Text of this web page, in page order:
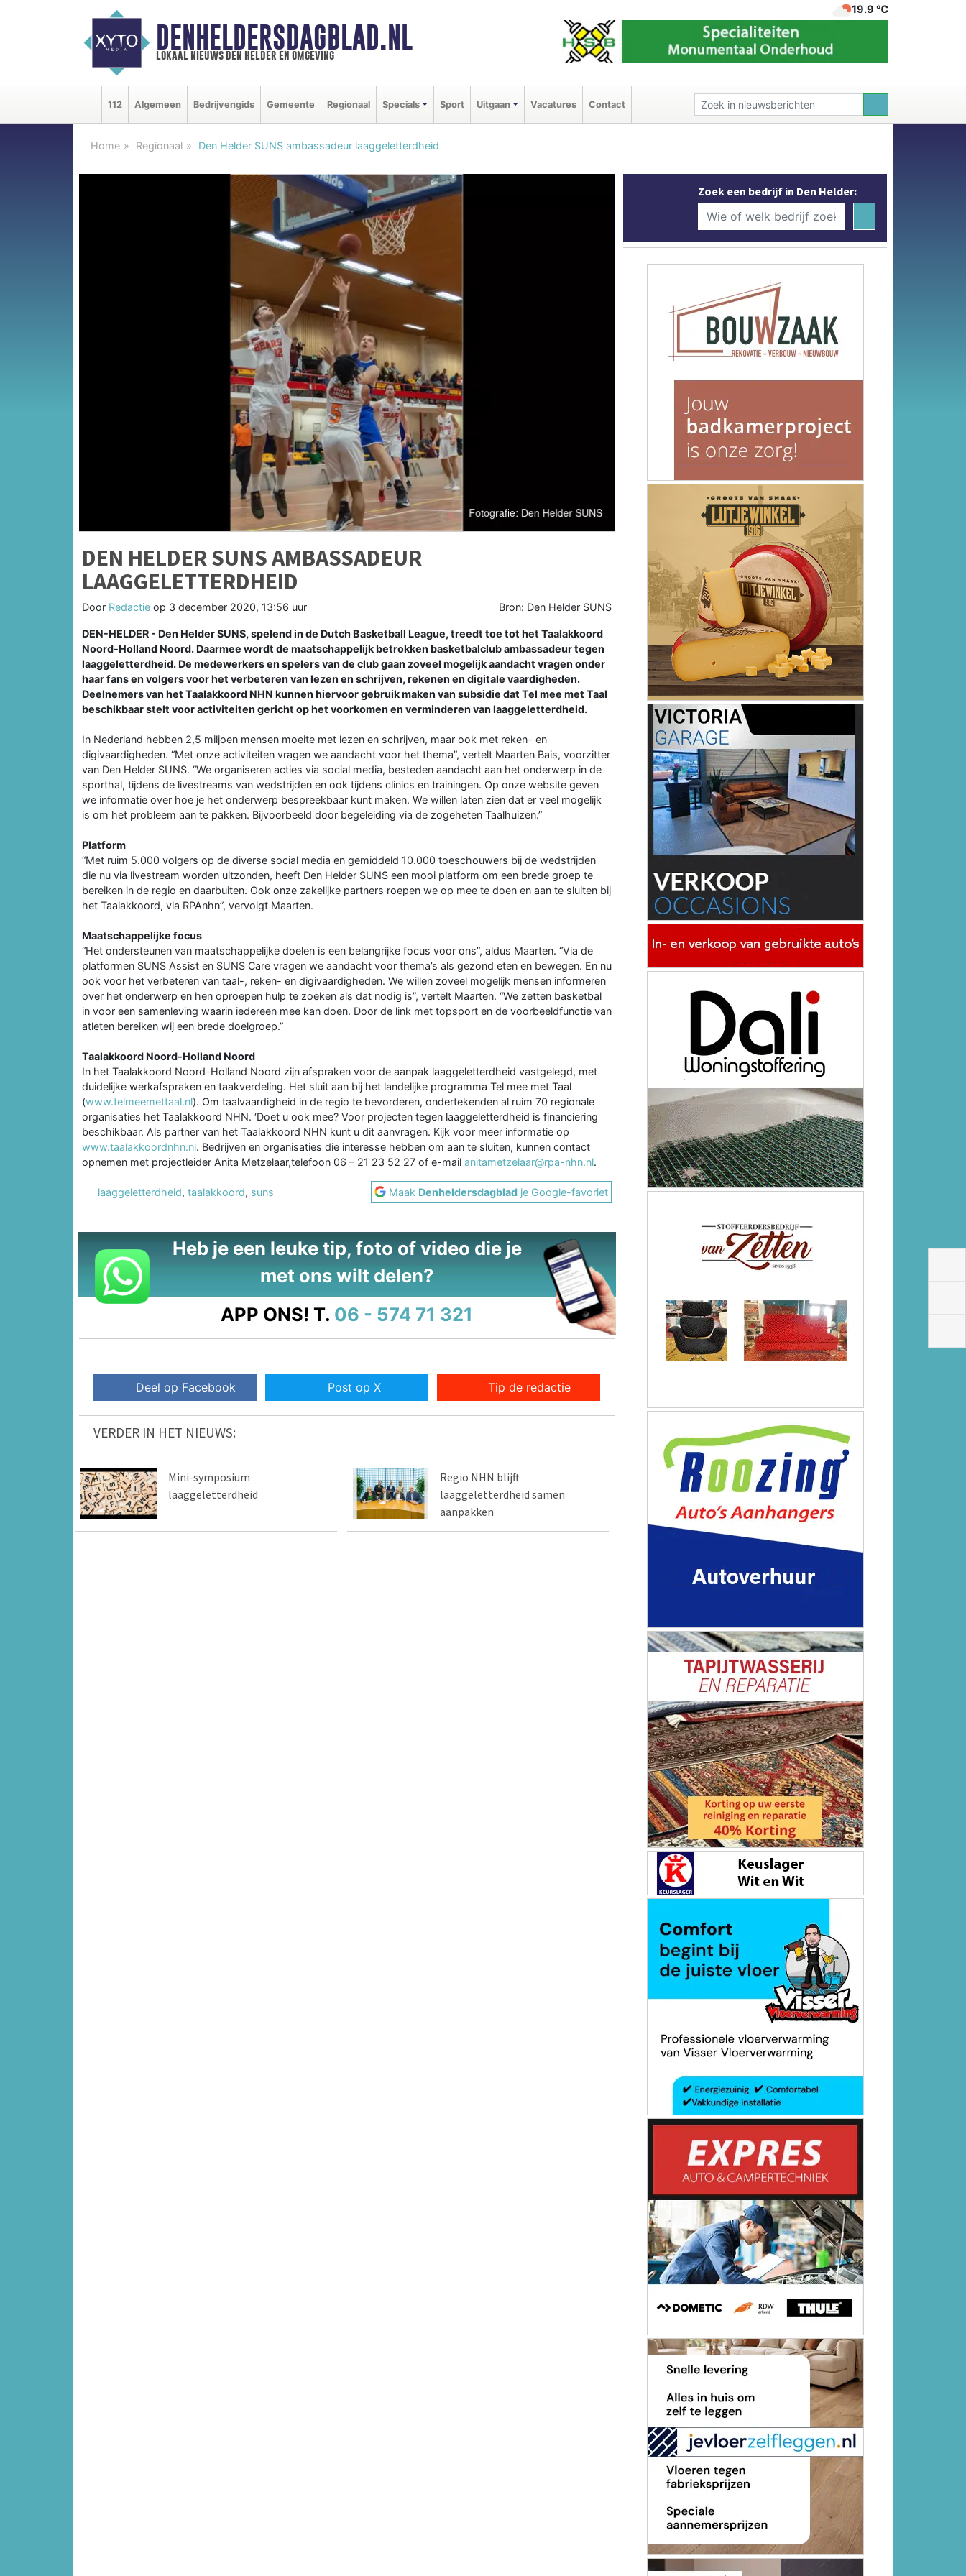
DENHELDERSDAGBLAD.NL
lokaal nieuws den helder en omgeving
19.9 ℃
112 Algemeen Bedrijvengids Gemeente Regionaal Specials Sport Uitgaan Vacatures Contact
Home Regionaal Den Helder SUNS ambassadeur laaggeletterdheid
DEN HELDER SUNS AMBASSADEUR
LAAGGELETTERDHEID
Door Redactie op 3 december 2020, 13:56 uur Bron: Den Helder SUNS
DEN-HELDER - Den Helder SUNS, spelend in de Dutch Basketball League, treedt toe tot het Taalakkoord
Noord-Holland Noord. Daarmee wordt de maatschappelijk betrokken basketbalclub ambassadeur tegen
laaggeletterdheid. De medewerkers en spelers van de club gaan zoveel mogelijk aandacht vragen onder
haar fans en volgers voor het verbeteren van lezen en schrijven, rekenen en digitale vaardigheden.
Deelnemers van het Taalakkoord NHN kunnen hiervoor gebruik maken van subsidie dat Tel mee met Taal
beschikbaar stelt voor activiteiten gericht op het voorkomen en verminderen van laaggeletterdheid.
In Nederland hebben 2,5 miljoen mensen moeite met lezen en schrijven, maar ook met reken- en
digivaardigheden. “Met onze activiteiten vragen we aandacht voor het thema”, vertelt Maarten Bais, voorzitter
van Den Helder SUNS. “We organiseren acties via social media, besteden aandacht aan het onderwerp in de
sporthal, tijdens de livestreams van wedstrijden en ook tijdens clinics en trainingen. Op onze website geven
we informatie over hoe je het onderwerp bespreekbaar kunt maken. We willen laten zien dat er veel mogelijk
is om het probleem aan te pakken. Bijvoorbeeld door begeleiding via de zogeheten Taalhuizen.”
Platform
“Met ruim 5.000 volgers op de diverse social media en gemiddeld 10.000 toeschouwers bij de wedstrijden
die nu via livestream worden uitzonden, heeft Den Helder SUNS een mooi platform om een brede groep te
bereiken in de regio en daarbuiten. Ook onze zakelijke partners roepen we op mee te doen en aan te sluiten bij
het Taalakkoord, via RPAnhn”, vervolgt Maarten.
Maatschappelijke focus
“Het ondersteunen van maatschappelijke doelen is een belangrijke focus voor ons”, aldus Maarten. “Via de
platformen SUNS Assist en SUNS Care vragen we aandacht voor thema’s als gezond eten en bewegen. En nu
ook voor het verbeteren van taal-, reken- en digivaardigheden. We willen zoveel mogelijk mensen informeren
over het onderwerp en hen oproepen hulp te zoeken als dat nodig is”, vertelt Maarten. “We zetten basketbal
in voor een samenleving waarin iedereen mee kan doen. Door de link met topsport en de voorbeeldfunctie van
atleten bereiken wij een brede doelgroep.”
Taalakkoord Noord-Holland Noord
In het Taalakkoord Noord-Holland Noord zijn afspraken voor de aanpak laaggeletterdheid vastgelegd, met
duidelijke werkafspraken en taakverdeling. Het sluit aan bij het landelijke programma Tel mee met Taal
(www.telmeemettaal.nl). Om taalvaardigheid in de regio te bevorderen, ondertekenden al ruim 70 regionale
organisaties het Taalakkoord NHN. ‘Doet u ook mee? Voor projecten tegen laaggeletterdheid is financiering
beschikbaar. Als partner van het Taalakkoord NHN kunt u dit aanvragen. Kijk voor meer informatie op
www.taalakkoordnhn.nl. Bedrijven en organisaties die interesse hebben om aan te sluiten, kunnen contact
opnemen met projectleider Anita Metzelaar,telefoon 06 – 21 23 52 27 of e-mail anitametzelaar@rpa-nhn.nl.
laaggeletterdheid, taalakkoord, suns Maak Denheldersdagblad je Google-favoriet
Heb je een leuke tip, foto of video die je
met ons wilt delen?
APP ONS! T. 06 - 574 71 321
Deel op Facebook Post op X Tip de redactie
VERDER IN HET NIEUWS:
Mini-symposium
laaggeletterdheid
Regio NHN blijft
laaggeletterdheid samen
aanpakken
Zoek een bedrijf in Den Helder: